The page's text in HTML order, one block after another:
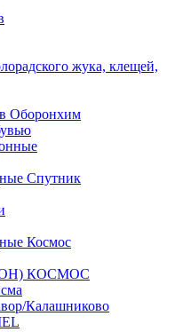
жука, клещей,
Оборонхим
Спутник
Космос
КОСМОС
Калашниково